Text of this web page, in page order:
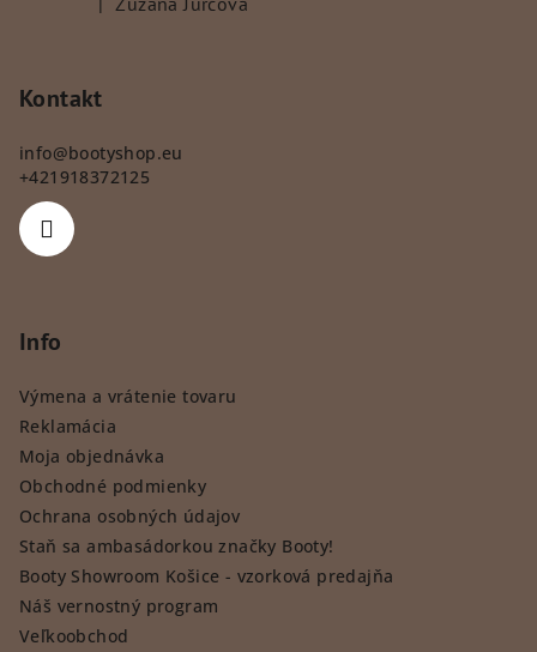
Hodnotenie produktu je 5 z 5 hviezdičiek.
Kontakt
info@bootyshop.eu
+421918372125
Info
Výmena a vrátenie tovaru
Reklamácia
Moja objednávka
Obchodné podmienky
Ochrana osobných údajov
Staň sa ambasádorkou značky Booty!
Booty Showroom Košice - vzorková predajňa
Náš vernostný program
Veľkoobchod